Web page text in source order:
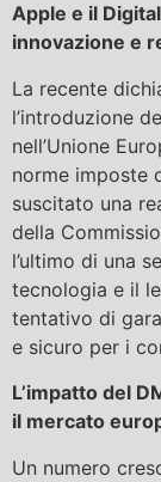
Apple e il
innovazione e
La recente
l’introduzione
nell’Unione
norme imposte
suscitato una
della
l’ultimo di una
tecnologia e il
tentativo di
e sicuro per i
L’impatto del
il mercato
Un numero